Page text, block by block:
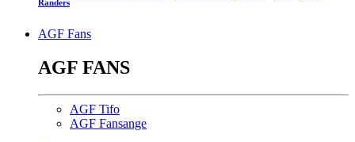
Randers
AGF Fans
AGF FANS
AGF Tifo
AGF Fansange